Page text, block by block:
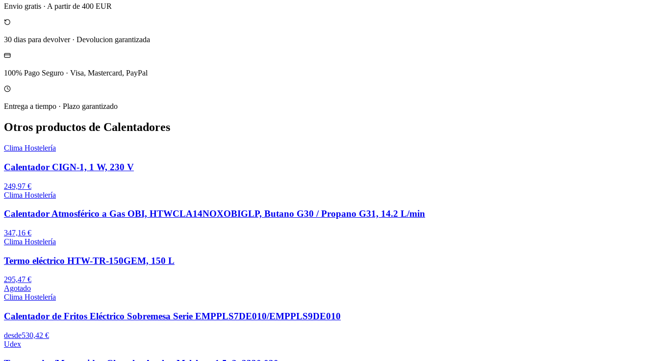
Envio gratis · A partir de 400 EUR
30 dias para devolver· Devolucion garantizada
100% Pago Seguro · Visa, Mastercard, PayPal
Entrega a tiempo · Plazo garantizado
Otros productos de Calentadores
Clima Hostelería
Calentador CIGN-1, 1 W, 230 V
249,97 €
Clima Hostelería
Calentador Atmosférico a Gas OBI, HTWCLA14NOXOBIGLP, Butano G30 / Propano G31, 14.2 L/min
347,16 €
Clima Hostelería
Termo eléctrico HTW-TR-150GEM, 150 L
295,47 €
Agotado
Clima Hostelería
Calentador de Fritos Eléctrico Sobremesa Serie EMPPLS7DE010/EMPPLS9DE010
desde530,42 €
Udex